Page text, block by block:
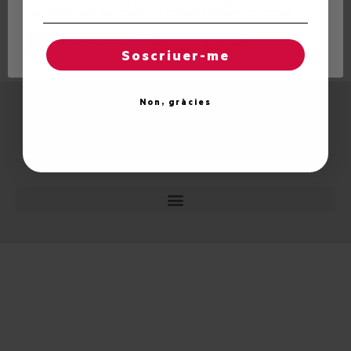
El síndic d’Aran ens va obsequiar el passat diumenge,
dia 20 de març, amb un article en el qual va intentar
explicar el model de protecció del patrimoni aranès.
Regles de "cookies" Acceptar totes
Soscriuer-me
Non, gràcies